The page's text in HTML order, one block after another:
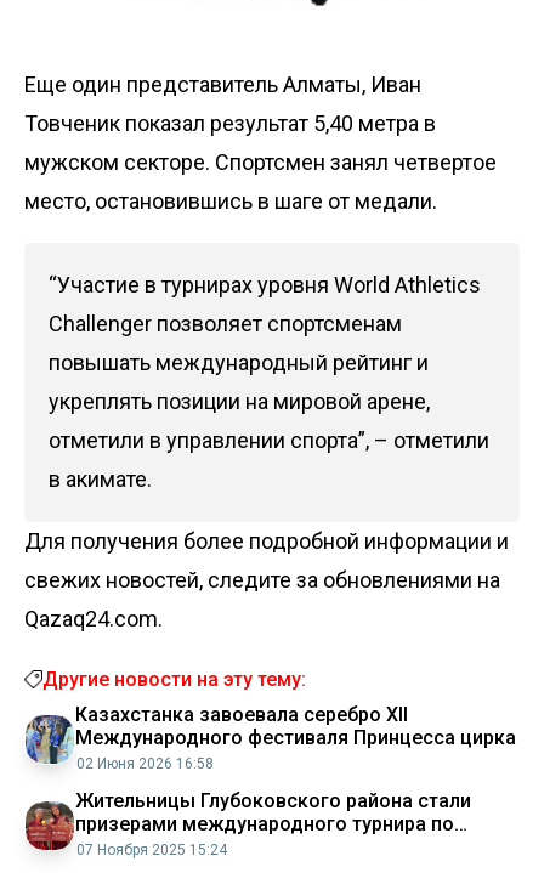
Еще один представитель Алматы, Иван
Товченик показал результат 5,40 метра в
мужском секторе. Спортсмен занял четвертое
место, остановившись в шаге от медали.
“Участие в турнирах уровня World Athletics
Challenger позволяет спортсменам
повышать международный рейтинг и
укреплять позиции на мировой арене,
отметили в управлении спорта”, – отметили
в акимате.
Для получения более подробной информации и
свежих новостей, следите за обновлениями на
Qazaq24.com.
Другие новости на эту тему:
Казахстанка завоевала серебро XII
Международного фестиваля Принцесса цирка
02 Июня 2026 16:58
Жительницы Глубоковского района стали
призерами международного турнира по
стрельбе из лука в Южной Корее
07 Ноября 2025 15:24